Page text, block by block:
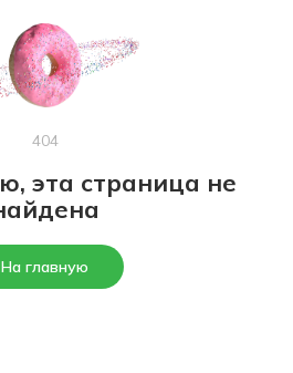
404
эта страница не
На главную